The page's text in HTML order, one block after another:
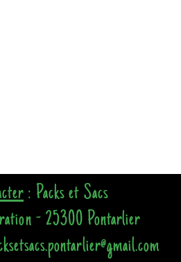
: Packs et Sacs
- 25300 Pontarlier